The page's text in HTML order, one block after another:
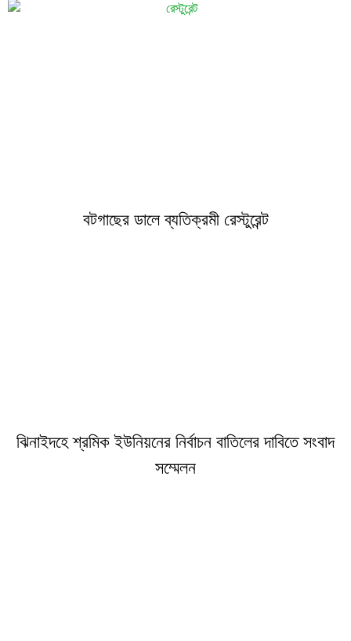
বটগাছের ডালে ব্যতিক্রমী রেস্টুরেন্ট
ঝিনাইদহে শ্রমিক ইউনিয়নের নির্বাচন বাতিলের দাবিতে সংবাদ
সম্মেলন